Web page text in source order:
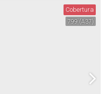
799 (A37)
Cobertura